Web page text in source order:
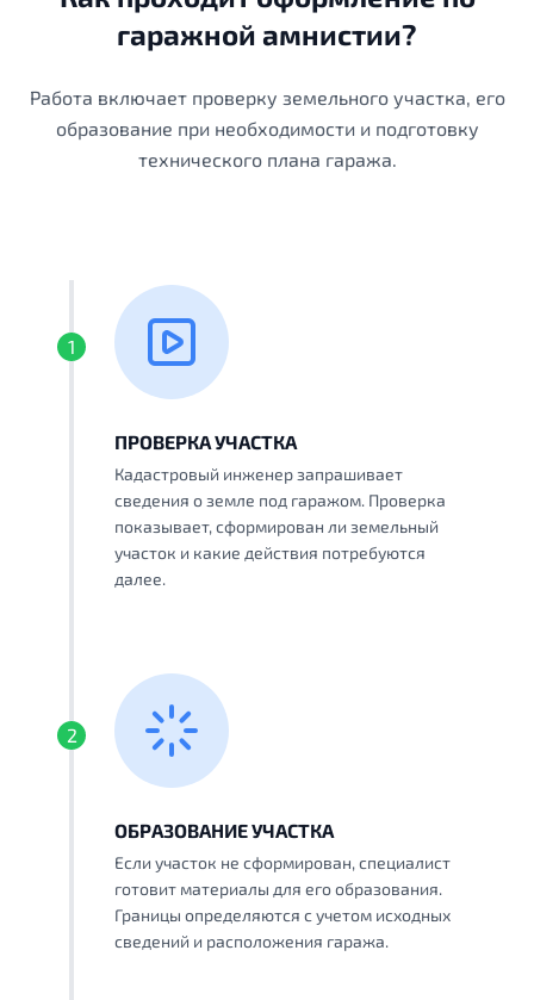
гаражной амнистии?
Работа включает проверку земельного участка, его
образование при необходимости и подготовку
технического плана гаража.
1
ПРОВЕРКА УЧАСТКА
Кадастровый инженер запрашивает
сведения о земле под гаражом. Проверка
показывает, сформирован ли земельный
участок и какие действия потребуются
далее.
2
ОБРАЗОВАНИЕ УЧАСТКА
Если участок не сформирован, специалист
готовит материалы для его образования.
Границы определяются с учетом исходных
сведений и расположения гаража.